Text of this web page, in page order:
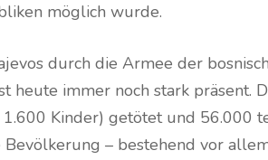
möglich wurde.
durch die Armee der
heute immer noch stark präsent.
Kinder) getötet und 56.000
Bevölkerung – bestehend vor